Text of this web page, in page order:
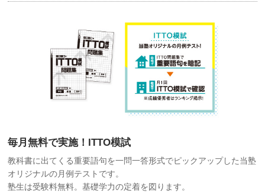
毎月無料で実施！ITTO模試
教科書に出てくる重要語句を一問一答形式でピックアップした当塾
オリジナルの月例テストです。
塾生は受験料無料。基礎学力の定着を図ります。